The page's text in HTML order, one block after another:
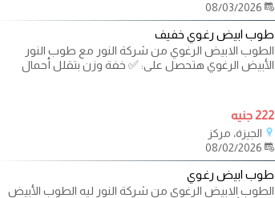
طوب ابيض رغوي خفيف
الطوب الابيض الرغوي من شركة النور مع طوب النور
الأبيض الرغوي هتحصل على: ✅ خفة وزن بتقلل أحمال
222 جنيه
الجيزة، مركز
طوب ابيض رغوي
الطوب الابيض الرغوي من شركة النور ليه الطوب الأبيض